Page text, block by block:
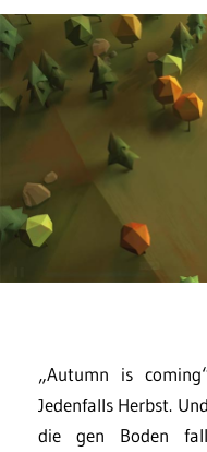
„Autumn is
Jedenfalls Herbst.
die gen Boden